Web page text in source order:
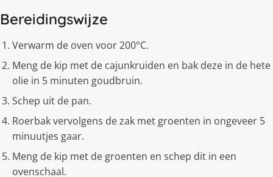
Bereidingswijze
Verwarm de oven voor 200°C.
Meng de kip met de cajunkruiden en bak deze in de hete
olie in 5 minuten goudbruin.
Schep uit de pan.
Roerbak vervolgens de zak met groenten in ongeveer 5
minuutjes gaar.
Meng de kip met de groenten en schep dit in een
ovenschaal.